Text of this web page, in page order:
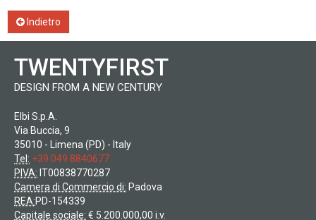
Indietro
TWENTYFIRST
DESIGN FROM A NEW CENTURY
Elbi S.p.A.
Via Buccia, 9
35010 - Limena (PD) - Italy
Tel: +39 049 8840677
PIVA: IT00838770287
Camera di Commercio di: Padova
REA:PD-154339
Capitale sociale: € 5.200.000,00 i.v.